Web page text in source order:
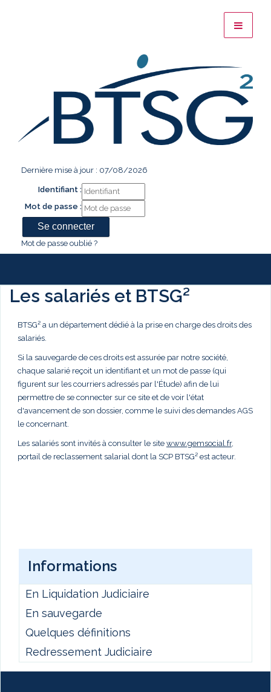
Dernière mise à jour : 07/08/2026
Identifiant :
Mot de passe :
Mot de passe oublié ?
Les salariés et BTSG²
BTSG² a un département dédié à la prise en charge des droits des
salariés.
Si la sauvegarde de ces droits est assurée par notre société,
chaque salarié reçoit un identifiant et un mot de passe (qui
figurent sur les courriers adressés par l'Étude) afin de lui
permettre de se connecter sur ce site et de voir l'état
d'avancement de son dossier, comme le suivi des demandes AGS
le concernant.
Les salariés sont invités à consulter le site www.gemsocial.fr,
portail de reclassement salarial dont la SCP BTSG² est acteur.
Informations
En Liquidation Judiciaire
En sauvegarde
Quelques définitions
Redressement Judiciaire